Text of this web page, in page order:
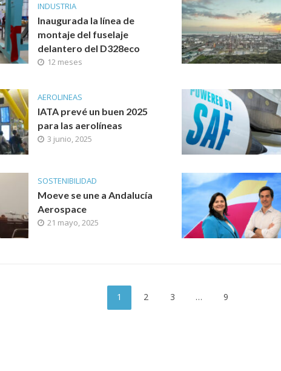
INDUSTRIA
Inaugurada la línea de
montaje del fuselaje
delantero del D328eco
12 meses
AEROLINEAS
IATA prevé un buen 2025
para las aerolíneas
3 junio, 2025
SOSTENIBILIDAD
Moeve se une a Andalucía
Aerospace
21 mayo, 2025
1 2 3 … 9